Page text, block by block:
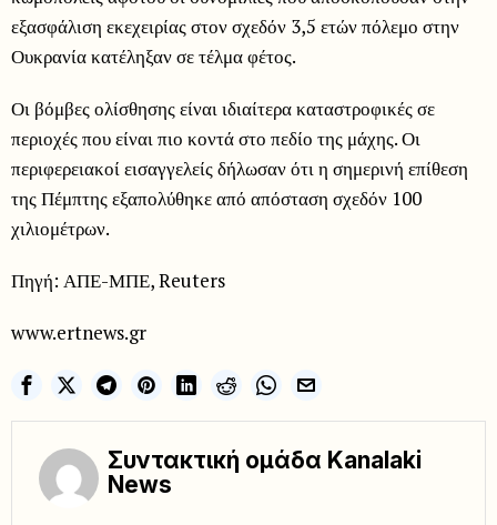
εξασφάλιση εκεχειρίας στον σχεδόν 3,5 ετών πόλεμο στην
Ουκρανία κατέληξαν σε τέλμα φέτος.
Οι βόμβες ολίσθησης είναι ιδιαίτερα καταστροφικές σε
περιοχές που είναι πιο κοντά στο πεδίο της μάχης. Οι
περιφερειακοί εισαγγελείς δήλωσαν ότι η σημερινή επίθεση
της Πέμπτης εξαπολύθηκε από απόσταση σχεδόν 100
χιλιομέτρων.
Πηγή: ΑΠΕ-ΜΠΕ, Reuters
www.ertnews.gr
Συντακτική ομάδα Kanalaki
News